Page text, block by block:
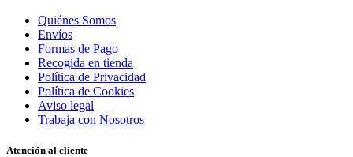
Quiénes Somos
Envíos
Formas de Pago
Recogida en tienda
Política de Privacidad
Política de Cookies
Aviso legal
Trabaja con Nosotros
Atención al cliente